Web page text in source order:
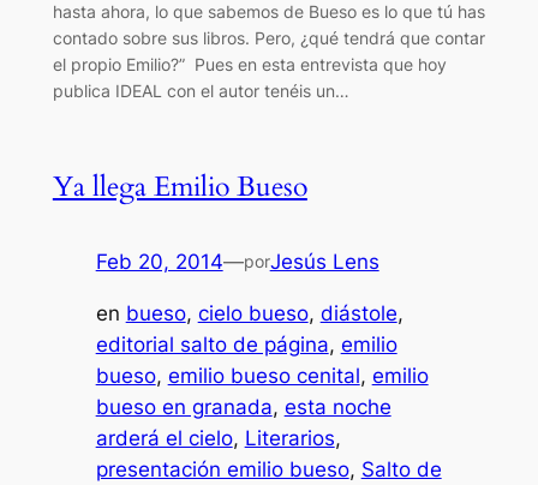
hasta ahora, lo que sabemos de Bueso es lo que tú has
contado sobre sus libros. Pero, ¿qué tendrá que contar
el propio Emilio?” Pues en esta entrevista que hoy
publica IDEAL con el autor tenéis un…
Ya llega Emilio Bueso
Feb 20, 2014—porJesús Lens
en bueso, cielo bueso, diástole
editorial salto de página, emilio
bueso, emilio bueso cenital, emilio
bueso en granada, esta noche
arderá el cielo, Literarios
presentación emilio bueso, Salto de